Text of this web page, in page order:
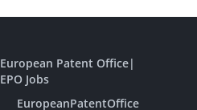
European Patent Office|
EPO Jobs
EuropeanPatentOffice